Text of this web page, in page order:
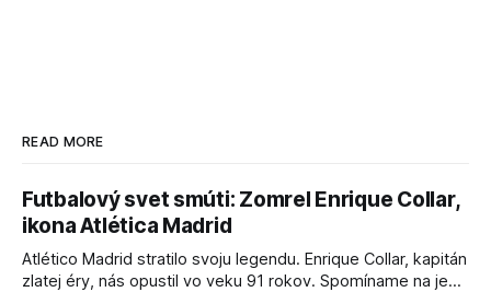
READ MORE
Futbalový svet smúti: Zomrel Enrique Collar,
ikona Atlética Madrid
Atlético Madrid stratilo svoju legendu. Enrique Collar, kapitán
zlatej éry, nás opustil vo veku 91 rokov. Spomíname na jeho